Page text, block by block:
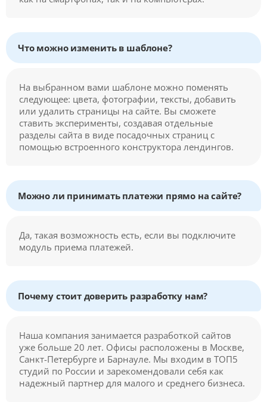
Что можно изменить в шаблоне?
На выбранном вами шаблоне можно поменять
следующее: цвета, фотографии, тексты, добавить
или удалить страницы на сайте. Вы сможете
ставить эксперименты, создавая отдельные
разделы сайта в виде посадочных страниц с
помощью встроенного конструктора лендингов.
Можно ли принимать платежи прямо на сайте?
Да, такая возможность есть, если вы подключите
модуль приема платежей.
Почему стоит доверить разработку нам?
Наша компания занимается разработкой сайтов
уже больше 20 лет. Офисы расположены в Москве,
Санкт-Петербурге и Барнауле. Мы входим в ТОП5
студий по России и зарекомендовали себя как
надежный партнер для малого и среднего бизнеса.